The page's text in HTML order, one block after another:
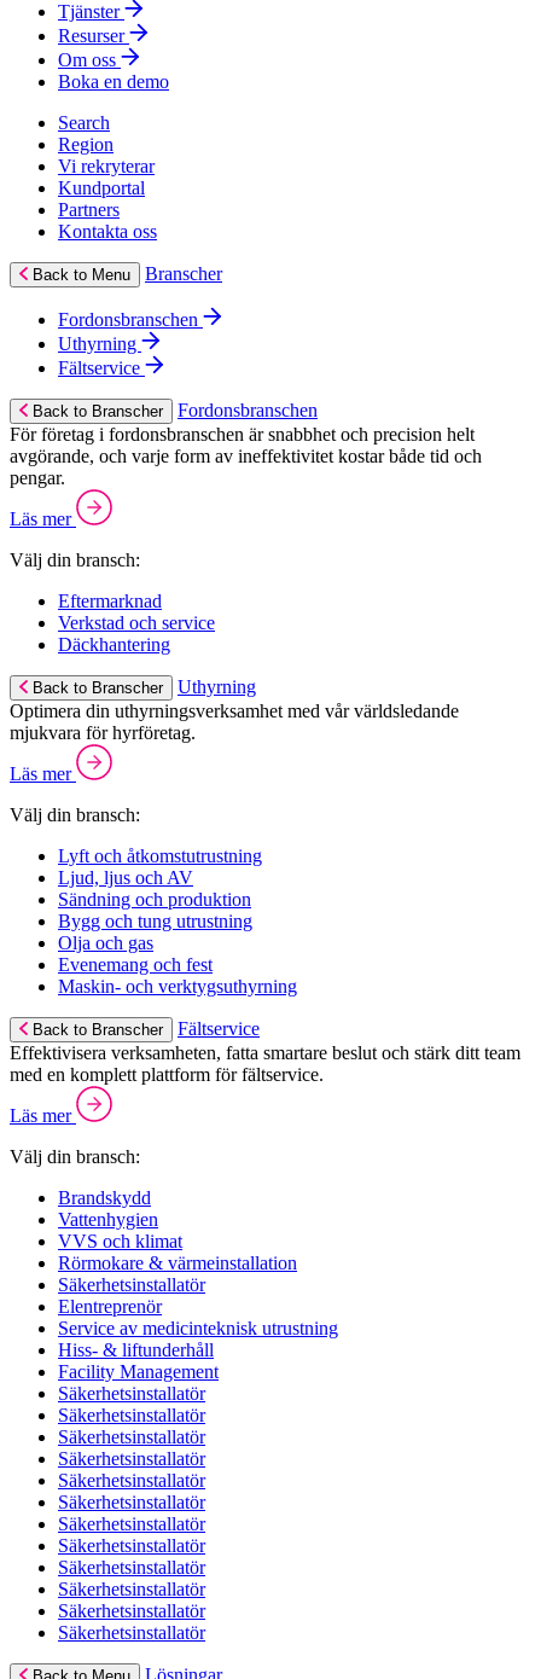
Tjänster
Resurser
Om oss
Boka en demo
Search
Region
Vi rekryterar
Kundportal
Partners
Kontakta oss
Back to Menu Branscher
Fordonsbranschen
Uthyrning
Fältservice
Back to Branscher
Fordonsbranschen
För företag i fordonsbranschen är snabbhet och precision helt
avgörande, och varje form av ineffektivitet kostar både tid och
pengar.
Läs mer
Välj din bransch:
Eftermarknad
Verkstad och service
Däckhantering
Back to Branscher
Uthyrning
Optimera din uthyrningsverksamhet med vår världsledande
mjukvara för hyrföretag.
Läs mer
Välj din bransch:
Lyft och åtkomstutrustning
Ljud, ljus och AV
Sändning och produktion
Bygg och tung utrustning
Olja och gas
Evenemang och fest
Maskin- och verktygsuthyrning
Back to Branscher
Fältservice
Effektivisera verksamheten, fatta smartare beslut och stärk ditt team
med en komplett plattform för fältservice.
Läs mer
Välj din bransch:
Brandskydd
Vattenhygien
VVS och klimat
Rörmokare & värmeinstallation
Säkerhetsinstallatör
Elentreprenör
Service av medicinteknisk utrustning
Hiss- & liftunderhåll
Facility Management
Säkerhetsinstallatör
Säkerhetsinstallatör
Säkerhetsinstallatör
Säkerhetsinstallatör
Säkerhetsinstallatör
Säkerhetsinstallatör
Säkerhetsinstallatör
Säkerhetsinstallatör
Säkerhetsinstallatör
Säkerhetsinstallatör
Säkerhetsinstallatör
Säkerhetsinstallatör
Lösningar